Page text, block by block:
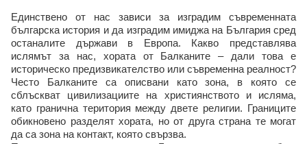
Единствено от нас зависи за изградим съвременната
българска история и да изградим имиджа на България сред
останалите държави в Европа. Какво представлява
ислямът за нас, хората от Балканите – дали това е
историческо предизвикателство или съвременна реалност?
Често Балканите са описвани като зона, в която се
сблъскват цивилизациите на християнството и исляма,
като гранична територия между двете религии. Границите
обикновено разделят хората, но от друга страна те могат
да са зона на контакт, която свързва.